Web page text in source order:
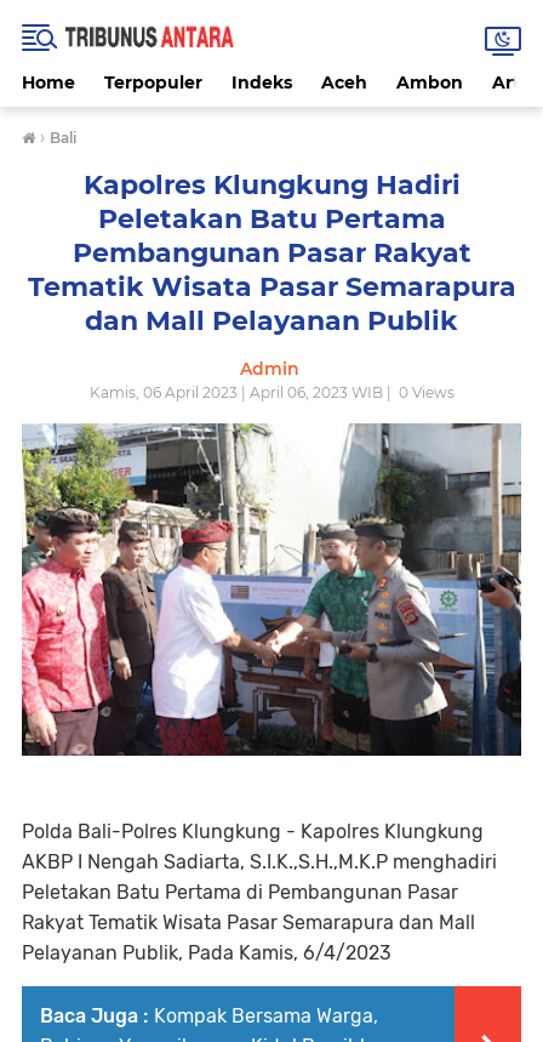
Home Terpopuler Indeks Aceh Ambon
› Bali
Kapolres Klungkung Hadiri
Peletakan Batu Pertama
Pembangunan Pasar Rakyat
Tematik Wisata Pasar Semarapura
dan Mall Pelayanan Publik
Admin
Kamis, 06 April 2023 | April 06, 2023 WIB | 0Views
Polda Bali-Polres Klungkung - Kapolres Klungkung
AKBP I Nengah Sadiarta, S.I.K.,S.H.,M.K.P menghadiri
Peletakan Batu Pertama di Pembangunan Pasar
Rakyat Tematik Wisata Pasar Semarapura dan Mall
Pelayanan Publik, Pada Kamis, 6/4/2023
Baca Juga : Kompak Bersama Warga,